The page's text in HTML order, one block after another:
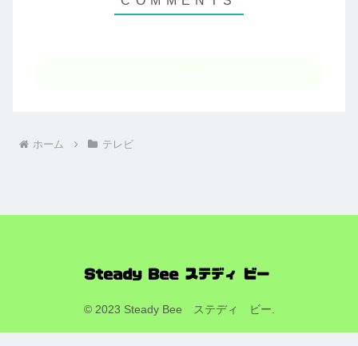
ホーム テレビ
© 2023 Steady Bee ステディ ビー.